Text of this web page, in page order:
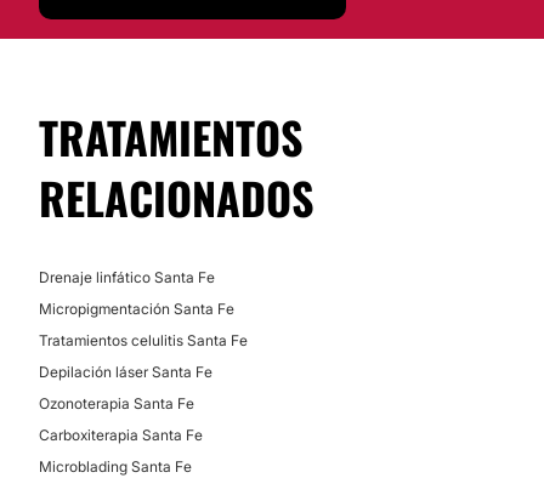
Financiación o facilidades de pago:
TRATAMIENTOS
RELACIONADOS
Drenaje linfático Santa Fe
Micropigmentación Santa Fe
Tratamientos celulitis Santa Fe
Depilación láser Santa Fe
Ozonoterapia Santa Fe
Carboxiterapia Santa Fe
Microblading Santa Fe